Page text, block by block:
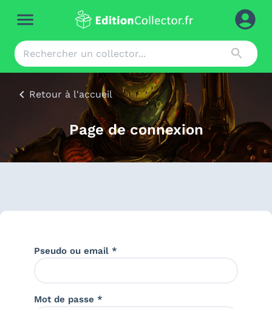
Retour à l'accueil
Page de connexion
Pseudo ou email *
Mot de passe *